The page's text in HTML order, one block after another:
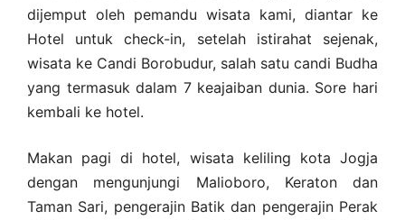
dijemput oleh pemandu wisata kami, diantar ke
Hotel untuk check-in, setelah istirahat sejenak,
wisata ke Candi Borobudur, salah satu candi Budha
yang termasuk dalam 7 keajaiban dunia. Sore hari
kembali ke hotel.
Makan pagi di hotel, wisata keliling kota Jogja
dengan mengunjungi Malioboro, Keraton dan
Taman Sari, pengerajin Batik dan pengerajin Perak